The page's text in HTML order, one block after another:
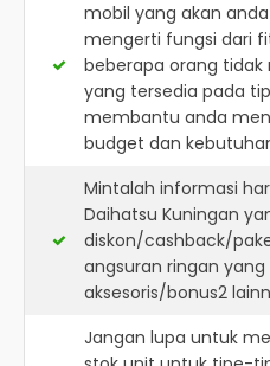
mobil yang akan
mengerti fungsi dari
beberapa orang
yang tersedia pada
membantu anda
budget dan
Mintalah informasi
Daihatsu Kuningan
diskon/cashback/
angsuran ringan
aksesoris/bonus2
Jangan lupa untuk